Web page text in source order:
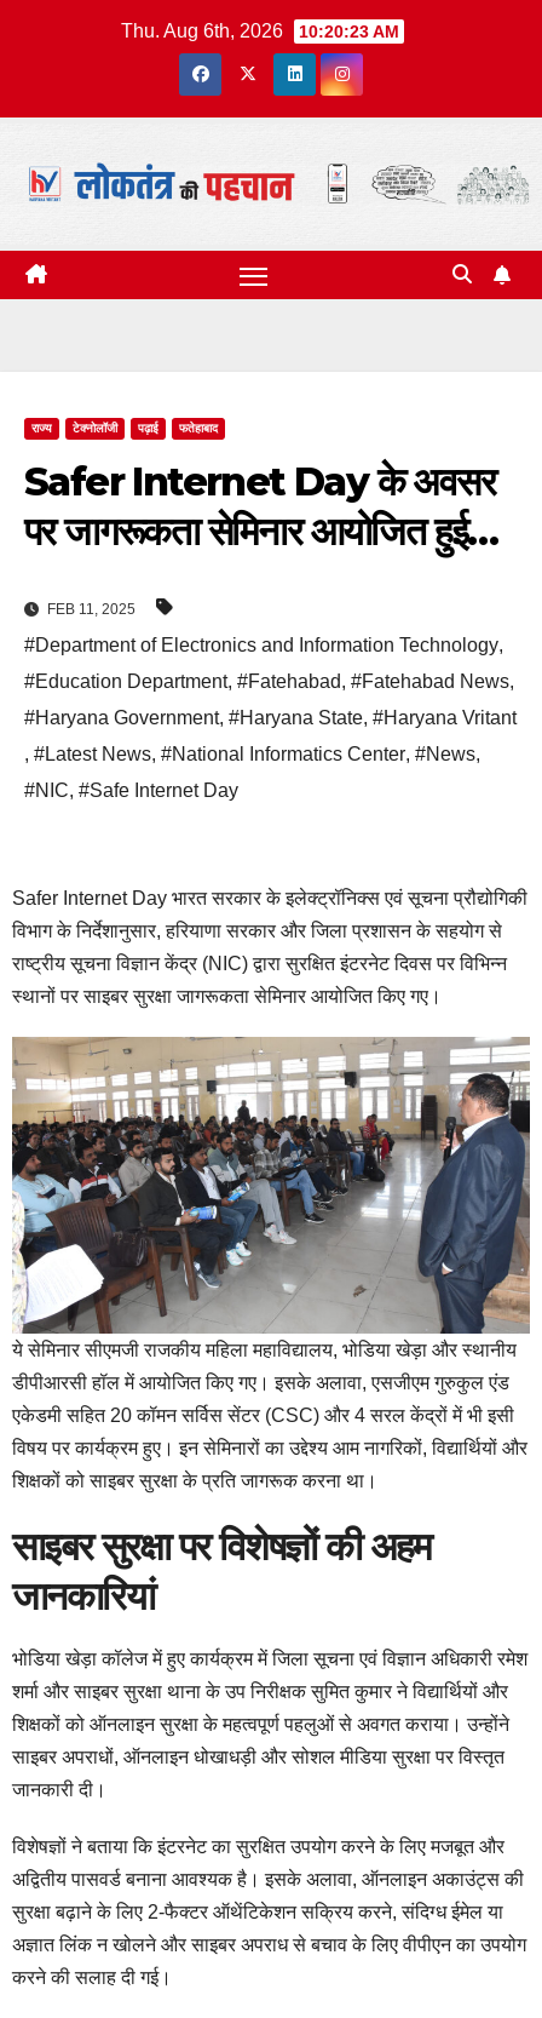
Thu. Aug 6th, 2026 10:20:24 AM
राज्य टेक्नोलॉजी पढ़ाई फतेहाबाद
Safer Internet Day के अवसर
पर जागरूकता सेमिनार आयोजित हुई…
FEB 11, 2025
#Department of Electronics and Information Technology,
#Education Department, #Fatehabad, #Fatehabad News,
#Haryana Government, #Haryana State, #Haryana Vritant
, #Latest News, #National Informatics Center, #News,
#NIC, #Safe Internet Day
Safer Internet Day भारत सरकार के इलेक्ट्रॉनिक्स एवं सूचना प्रौद्योगिकी
विभाग के निर्देशानुसार, हरियाणा सरकार और जिला प्रशासन के सहयोग से
राष्ट्रीय सूचना विज्ञान केंद्र (NIC) द्वारा सुरक्षित इंटरनेट दिवस पर विभिन्न
स्थानों पर साइबर सुरक्षा जागरूकता सेमिनार आयोजित किए गए।
ये सेमिनार सीएमजी राजकीय महिला महाविद्यालय, भोडिया खेड़ा और स्थानीय
डीपीआरसी हॉल में आयोजित किए गए। इसके अलावा, एसजीएम गुरुकुल एंड
एकेडमी सहित 20 कॉमन सर्विस सेंटर (CSC) और 4 सरल केंद्रों में भी इसी
विषय पर कार्यक्रम हुए। इन सेमिनारों का उद्देश्य आम नागरिकों, विद्यार्थियों और
शिक्षकों को साइबर सुरक्षा के प्रति जागरूक करना था।
साइबर सुरक्षा पर विशेषज्ञों की अहम
जानकारियां
भोडिया खेड़ा कॉलेज में हुए कार्यक्रम में जिला सूचना एवं विज्ञान अधिकारी रमेश
शर्मा और साइबर सुरक्षा थाना के उप निरीक्षक सुमित कुमार ने विद्यार्थियों और
शिक्षकों को ऑनलाइन सुरक्षा के महत्वपूर्ण पहलुओं से अवगत कराया। उन्होंने
साइबर अपराधों, ऑनलाइन धोखाधड़ी और सोशल मीडिया सुरक्षा पर विस्तृत
जानकारी दी।
विशेषज्ञों ने बताया कि इंटरनेट का सुरक्षित उपयोग करने के लिए मजबूत और
अद्वितीय पासवर्ड बनाना आवश्यक है। इसके अलावा, ऑनलाइन अकाउंट्स की
सुरक्षा बढ़ाने के लिए 2-फैक्टर ऑथेंटिकेशन सक्रिय करने, संदिग्ध ईमेल या
अज्ञात लिंक न खोलने और साइबर अपराध से बचाव के लिए वीपीएन का उपयोग
करने की सलाह दी गई।